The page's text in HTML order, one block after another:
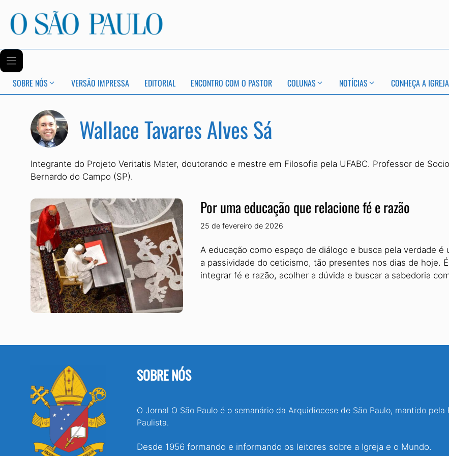
SOBRE NÓS VERSÃO IMPRESSA EDITORIAL ENCONTRO COM O PASTOR COLUNAS NOTÍCIAS CONHEÇA A
Wallace Tavares Alves Sá
Integrante do Projeto Veritatis Mater, doutorando e mestre em Filosofia pela UFABC. Professor de
Bernardo do Campo (SP).
Por uma educação que relacione fé e razão
25 de fevereiro de 2026
A educação como espaço de diálogo e busca pela verdade
a passividade do ceticismo, tão presentes nos dias de hoje.
integrar fé e razão, acolher a dúvida e buscar a sabedoria
SOBRE NÓS
O Jornal O São Paulo é o semanário da Arquidiocese de São Paulo, mantido
Paulista.
Desde 1956 formando e informando os leitores sobre a Igreja e o Mundo.